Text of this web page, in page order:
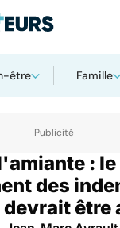
être Famille
Amiante
: le
des
être